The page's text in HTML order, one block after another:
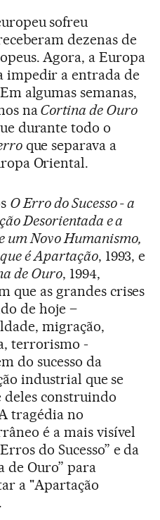
sofreu
dezenas de
Agora, a Europa
impedir a entrada de
algumas semanas,
naCortina de Ouro
durante todo o
que separava a
Oriental.
O Erro do Sucesso - a
Desorientada e a
um Novo Humanismo,
é Apartação, 1993, e
de Ouro, 1994,
que as grandes crises
de hoje –
migração,
terrorismo -
do sucesso da
industrial que se
deles construindo
tragédia no
é a mais visível
do Sucesso” e da
de Ouro” para
a "Apartação